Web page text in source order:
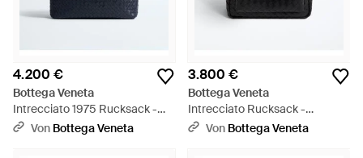
4.200 €
Bottega Veneta
Intrecciato 1975 Rucksack -
BlauVon Bottega Veneta
3.800 €
Bottega Veneta
Intrecciato Rucksack -
Schwarz
Von Bottega Veneta